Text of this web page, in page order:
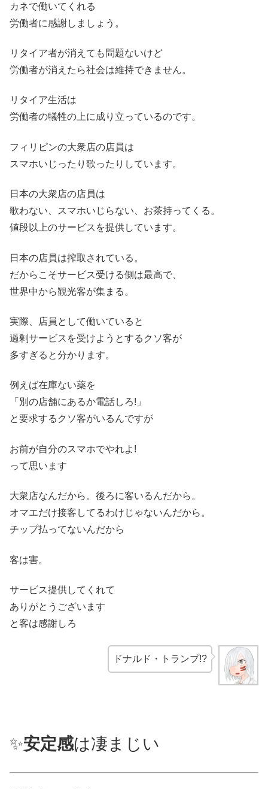
カネで働いてくれる
労働者に感謝しましょう。
リタイア者が消えても問題ないけど
労働者が消えたら社会は維持できません。
リタイア生活は
労働者の犠牲の上に成り立っているのです。
フィリピンの大衆店の店員は
スマホいじったり歌ったりしています。
日本の大衆店の店員は
歌わない、スマホいじらない、お茶持ってくる。
値段以上のサービスを提供しています。
日本の店員は搾取されている。
だからこそサービス受ける側は最高で、
世界中から観光客が集まる。
実際、店員として働いていると
過剰サービスを受けようとするクソ客が
多すぎると分かります。
例えば在庫ない薬を
「別の店舗にあるか電話しろ!」
と要求するクソ客がいるんですが
お前が自分のスマホでやれよ!
って思います
大衆店なんだから。後ろに客いるんだから。
オマエだけ接客してるわけじゃないんだから。
チップ払ってないんだから
客は害。
サービス提供してくれて
ありがとうございます
と客は感謝しろ
ドナルド・トランプ!?
✨安定感は凄まじい